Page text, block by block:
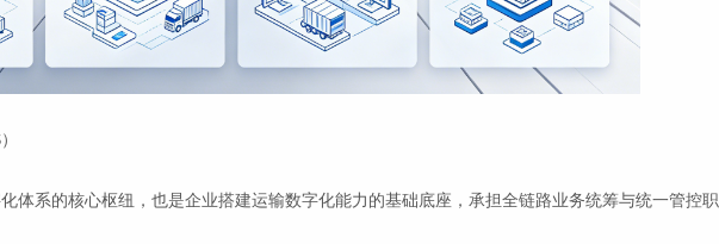
体系的核心枢纽，也是企业搭建运输数字化能力的基础底座，承担全链路业务统筹与统一管控职